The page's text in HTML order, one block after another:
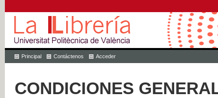
Principal Contáctenos Acceder
CONDICIONES